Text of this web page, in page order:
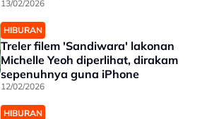
13/02/2026
HIBURAN
Treler filem 'Sandiwara' lakonan
Michelle Yeoh diperlihat, dirakam
sepenuhnya guna iPhone
12/02/2026
HIBURAN